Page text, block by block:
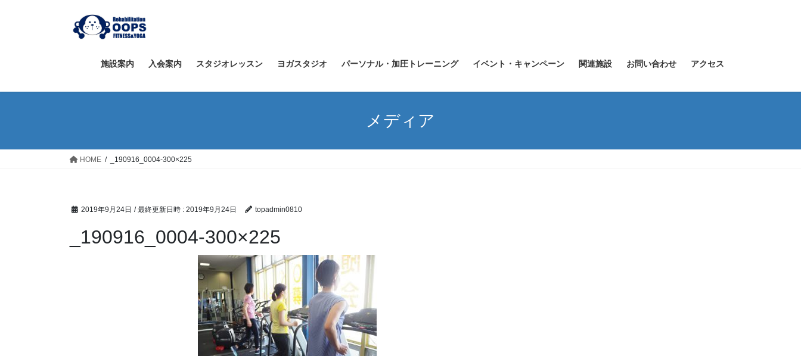
ス
ン
施設案内 入会案内 スタジオレッスン ヨガスタジオ パーソナル・加圧トレーニング イベント・キャンペーン 関連施設 お問い合わせ アクセス
メディア
HOME _190916_0004-300×225
2019年9月24日 / 最終更新日時 : 2019年9月24日 topadmin0810
_190916_0004-300×225